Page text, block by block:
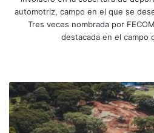
automotriz, campo en el que se
Tres veces nombrada por
destacada en el campo
Motocross
estrena
circuito
para